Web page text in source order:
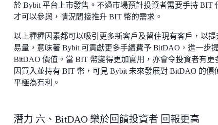
於 Bybit 平台上市發售。不過市場預計投資者需要手持 BIT
才可以參與，情況間接推升 BIT 幣的需求。
以上種種因素都可以吸引更多新客戶及留住現有客戶，以提
易量，意味著 Bybit 可貢獻更多手續費予 BitDAO，進一步
BitDAO 價值。當 BIT 幣變得更加實用，亦會令投資者有更
因買入並持有 BIT 幣，可見 Bybit 未來發展對 BitDAO 的價
平極為有利。
潛力 六、BitDAO 樂於回饋投資者 回報更高